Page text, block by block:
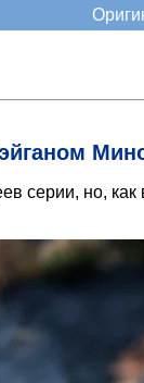
серии, но, как